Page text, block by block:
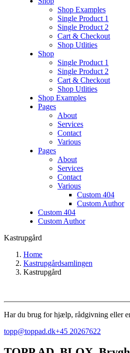
Shop Examples
Single Product 1
Single Product 2
Cart & Checkout
Shop Utlities
Shop
Single Product 1
Single Product 2
Cart & Checkout
Shop Utlities
Shop Examples
Pages
About
Services
Contact
Various
Pages
About
Services
Contact
Various
Custom 404
Custom Author
Custom 404
Custom Author
Kastrupgård
Home
Kastrupgårdsamlingen
Kastrupgård
Har du brug for hjælp, rådgivning eller
topp@toppad.dk+45 20267622